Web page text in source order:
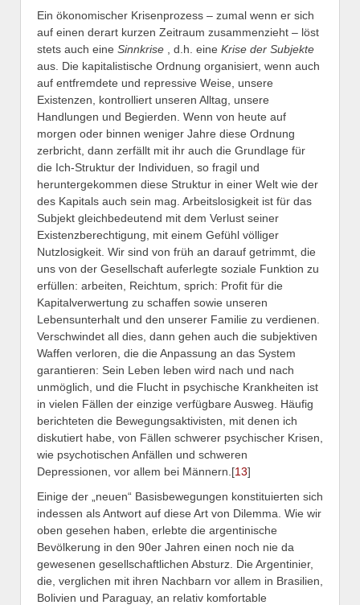
Ein ökonomischer Krisenprozess – zumal wenn er sich
auf einen derart kurzen Zeitraum zusammenzieht – löst
stets auch eine Sinnkrise , d.h. eine Krise der Subjekte
aus. Die kapitalistische Ordnung organisiert, wenn auch
auf entfremdete und repressive Weise, unsere
Existenzen, kontrolliert unseren Alltag, unsere
Handlungen und Begierden. Wenn von heute auf
morgen oder binnen weniger Jahre diese Ordnung
zerbricht, dann zerfällt mit ihr auch die Grundlage für
die Ich-Struktur der Individuen, so fragil und
heruntergekommen diese Struktur in einer Welt wie der
des Kapitals auch sein mag. Arbeitslosigkeit ist für das
Subjekt gleichbedeutend mit dem Verlust seiner
Existenzberechtigung, mit einem Gefühl völliger
Nutzlosigkeit. Wir sind von früh an darauf getrimmt, die
uns von der Gesellschaft auferlegte soziale Funktion zu
erfüllen: arbeiten, Reichtum, sprich: Profit für die
Kapitalverwertung zu schaffen sowie unseren
Lebensunterhalt und den unserer Familie zu verdienen.
Verschwindet all dies, dann gehen auch die subjektiven
Waffen verloren, die die Anpassung an das System
garantieren: Sein Leben leben wird nach und nach
unmöglich, und die Flucht in psychische Krankheiten ist
in vielen Fällen der einzige verfügbare Ausweg. Häufig
berichteten die Bewegungsaktivisten, mit denen ich
diskutiert habe, von Fällen schwerer psychischer Krisen,
wie psychotischen Anfällen und schweren
Depressionen, vor allem bei Männern.[13]
Einige der „neuen“ Basisbewegungen konstituierten sich
indessen als Antwort auf diese Art von Dilemma. Wie wir
oben gesehen haben, erlebte die argentinische
Bevölkerung in den 90er Jahren einen noch nie da
gewesenen gesellschaftlichen Absturz. Die Argentinier,
die, verglichen mit ihren Nachbarn vor allem in Brasilien,
Bolivien und Paraguay, an relativ komfortable